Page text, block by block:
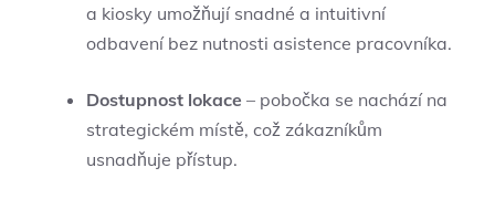
a kiosky umožňují snadné a intuitivní
odbavení bez nutnosti asistence pracovníka.
Dostupnost lokace – pobočka se nachází na
strategickém místě, což zákazníkům
usnadňuje přístup.